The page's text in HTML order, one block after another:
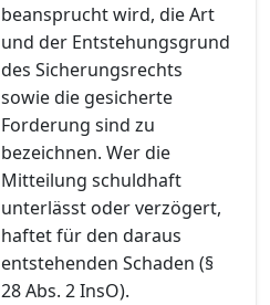
beansprucht wird, die Art
und der Entstehungsgrund
des Sicherungsrechts
sowie die gesicherte
Forderung sind zu
bezeichnen. Wer die
Mitteilung schuldhaft
unterlässt oder verzögert,
haftet für den daraus
entstehenden Schaden (§
28 Abs. 2 InsO).